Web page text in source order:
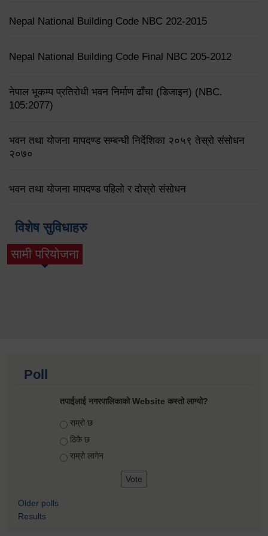
Nepal National Building Code NBC 202-2015
Nepal National Building Code Final NBC 205-2012
नेपाल भूकम्प प्रतिरोधी भवन निर्माण ढाँचा (डिजाइन) (NBC.
105:2077)
भवन तथा योजना मापदण्ड सम्बन्धी निर्देशिका २०५९ तेस्रो संसोधन
२०७०
भवन तथा योजना मापदण्ड पहिलो र दोस्रो संसोधन
विशेष सुविधाहरु
सामी परियोजना
(active tab)
Poll
तपाईलाई नगरपालिकाको Website कस्तो लाग्यो?
Choices
राम्रो छ
ठिकै छ
राम्रो लागेन
Older polls
Results